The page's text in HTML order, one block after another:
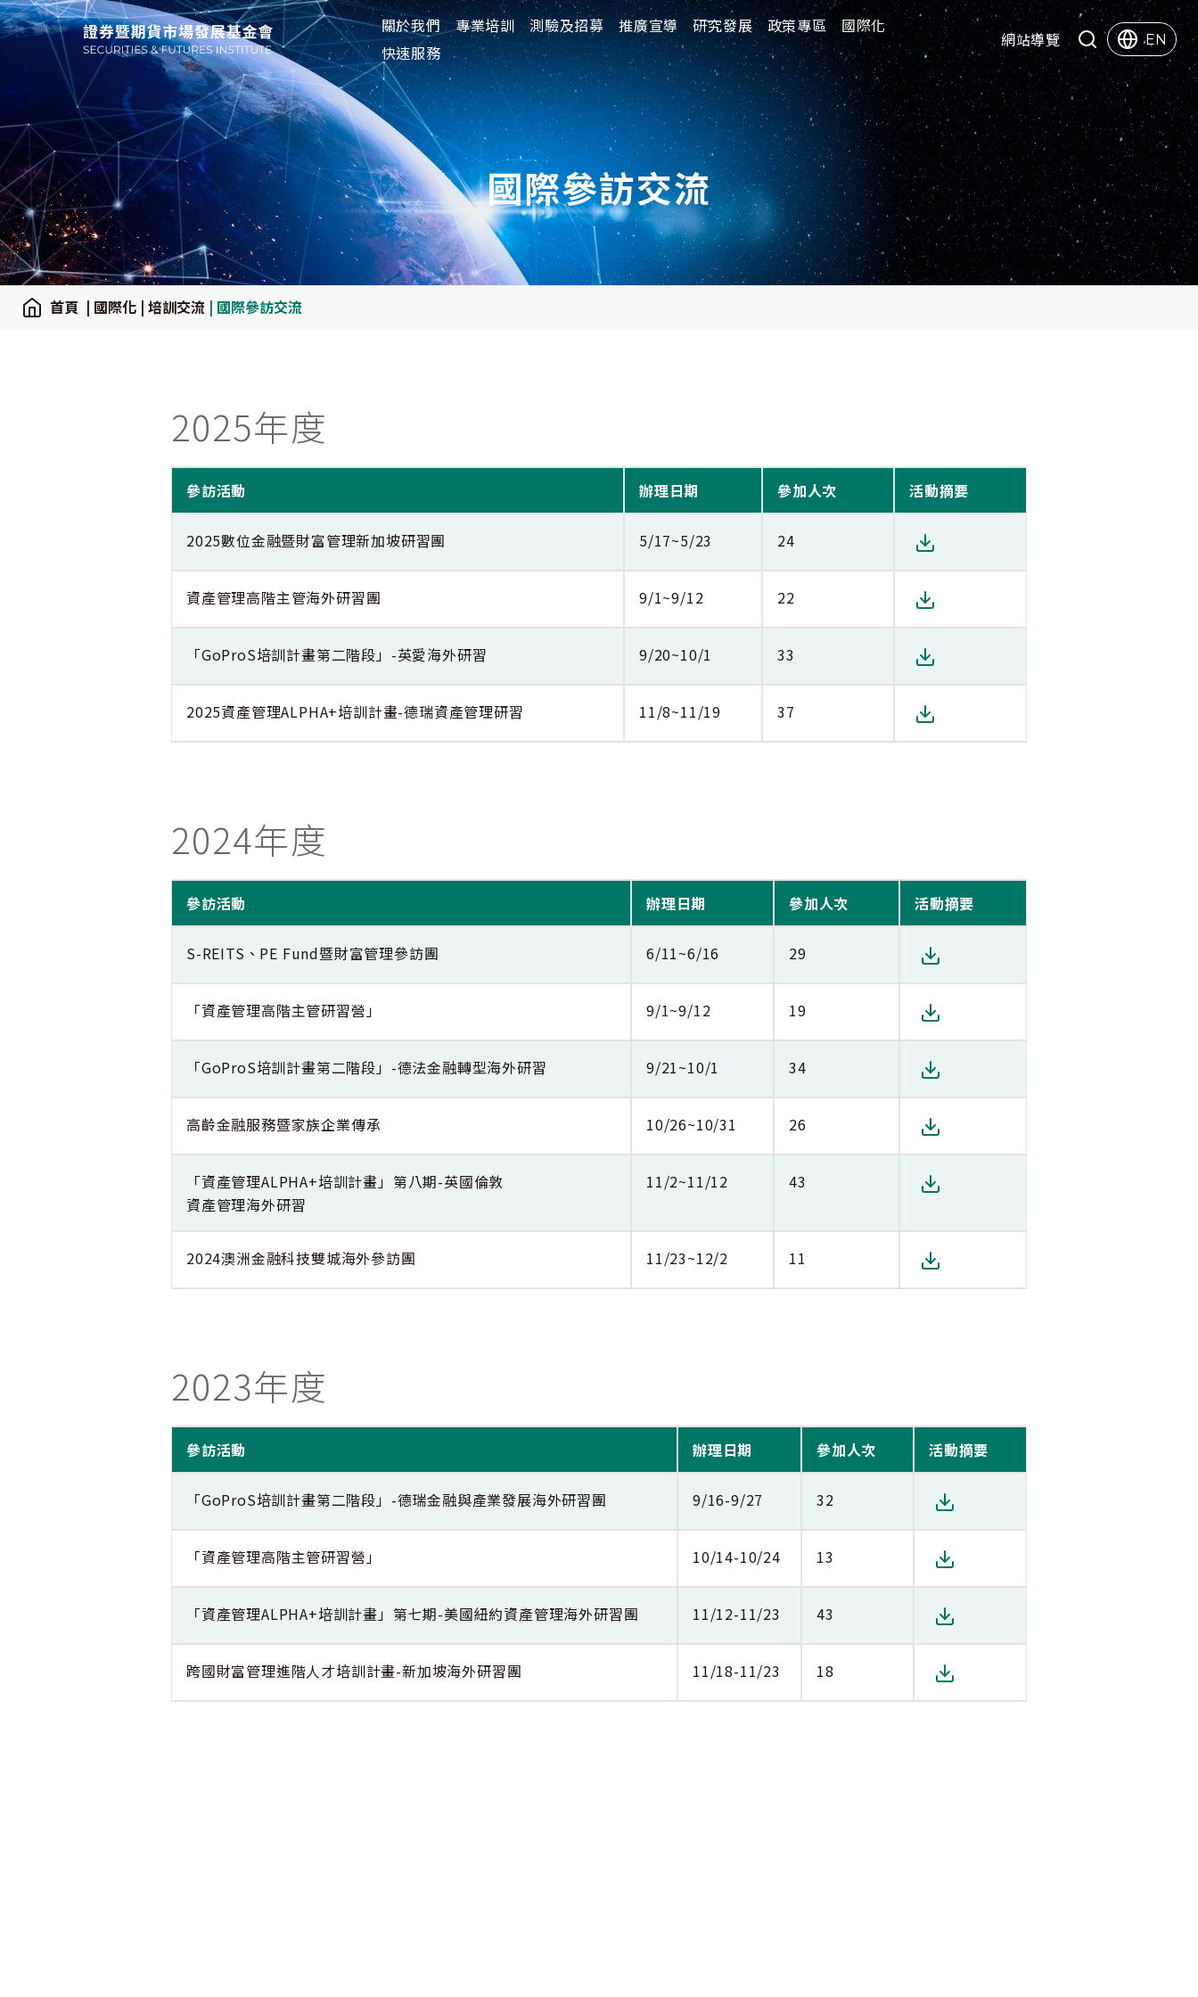
::: 網站導覽 Search EN
關於我們 專業培訓 測驗及招募 推廣宣導 研究發展 政策專區 國際化 快速服務
關於我們 專業培訓 測驗及招募 推廣宣導 研究發展 政策專區
國際化
快速服務
國際參訪交流
首頁 | 國際化 | 培訓交流 | 國際參訪交流
2025年度
參訪活動 辦理日期 參加人次 活動摘要
2025數位金融暨財富管理新加坡研習團 5/17~5/23 24
資產管理高階主管海外研習團 9/1~9/12 22
「GoProS培訓計畫第二階段」-英愛海外研習 9/20~10/1 33
2025資產管理ALPHA+培訓計畫-德瑞資產管理研習 11/8~11/19 37
2024年度
參訪活動 辦理日期 參加人次 活動摘要
S-REITS、PE Fund暨財富管理參訪團 6/11~6/16 29
「資產管理高階主管研習營」 9/1~9/12 19
「GoProS培訓計畫第二階段」-德法金融轉型海外研習 9/21~10/1 34
高齡金融服務暨家族企業傳承 10/26~10/31 26
「資產管理ALPHA+培訓計畫」第八期-英國倫敦
資產管理海外研習
11/2~11/12 43
2024澳洲金融科技雙城海外參訪團 11/23~12/2 11
2023年度
參訪活動 辦理日期 參加人次 活動摘要
「GoProS培訓計畫第二階段」-德瑞金融與產業發展海外研習團 9/16-9/27 32
「資產管理高階主管研習營」 10/14-10/24 13
「資產管理ALPHA+培訓計畫」第七期-美國紐約資產管理海外研習團 11/12-11/23 43
跨國財富管理進階人才培訓計畫-新加坡海外研習團 11/18-11/23 18